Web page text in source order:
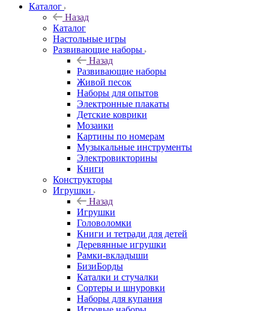
Каталог
Назад
Каталог
Настольные игры
Развивающие наборы
Назад
Развивающие наборы
Живой песок
Наборы для опытов
Электронные плакаты
Детские коврики
Мозаики
Картины по номерам
Музыкальные инструменты
Электровикторины
Книги
Конструкторы
Игрушки
Назад
Игрушки
Головоломки
Книги и тетради для детей
Деревянные игрушки
Рамки-вкладыши
БизиБорды
Каталки и стучалки
Сортеры и шнуровки
Наборы для купания